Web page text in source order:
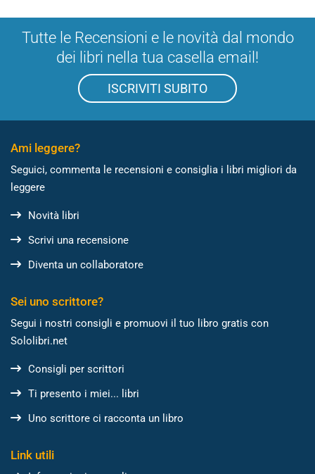
Tutte le Recensioni e le novità dal mondo
dei libri nella tua casella email!
ISCRIVITI SUBITO
Ami leggere?
Seguici, commenta le recensioni e consiglia i libri migliori da
leggere
Novità libri
Scrivi una recensione
Diventa un collaboratore
Sei uno scrittore?
Segui i nostri consigli e promuovi il tuo libro gratis con
Sololibri.net
Consigli per scrittori
Ti presento i miei... libri
Uno scrittore ci racconta un libro
Link utili